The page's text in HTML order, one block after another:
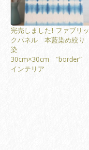
完売しました❗️ ファブリッ
クパネル 本藍染め絞り
染
30cm×30cm ”border”
インテリア